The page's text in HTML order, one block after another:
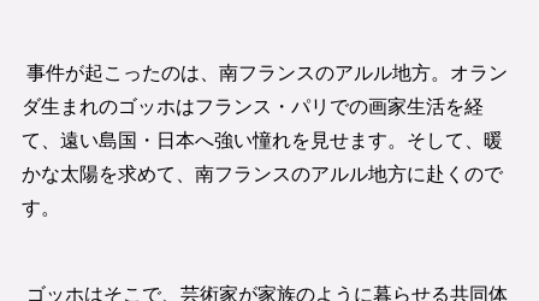
事件が起こったのは、南フランスのアルル地方。オラン
ダ生まれのゴッホはフランス・パリでの画家生活を経
て、遠い島国・日本へ強い憧れを見せます。そして、暖
かな太陽を求めて、南フランスのアルル地方に赴くので
す。
ゴッホはそこで、芸術家が家族のように暮らせる共同体